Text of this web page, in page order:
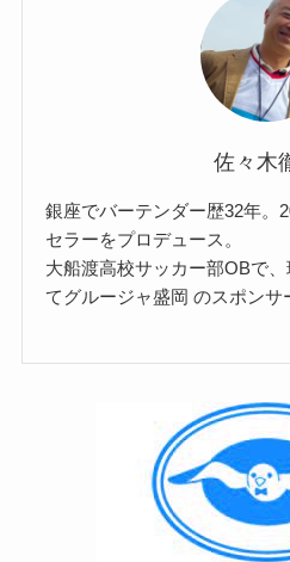
佐々木
銀座でバーテンダー歴32年。
セラーをプロデュース。
大船渡高校サッカー部OBで
てグルージャ盛岡 のスポンサ